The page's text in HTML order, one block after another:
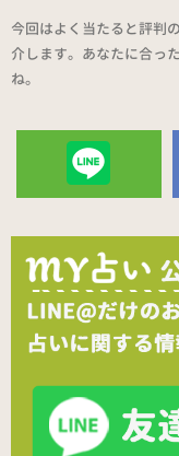
今回はよく当たると評判
介します。あなたに合っ
ね。
送る